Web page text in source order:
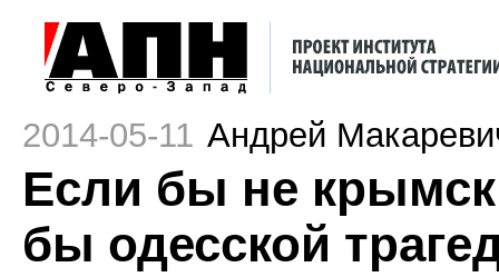
2014-05-11 Андрей
Если бы не
бы одесской